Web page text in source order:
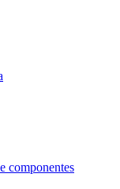
componentes